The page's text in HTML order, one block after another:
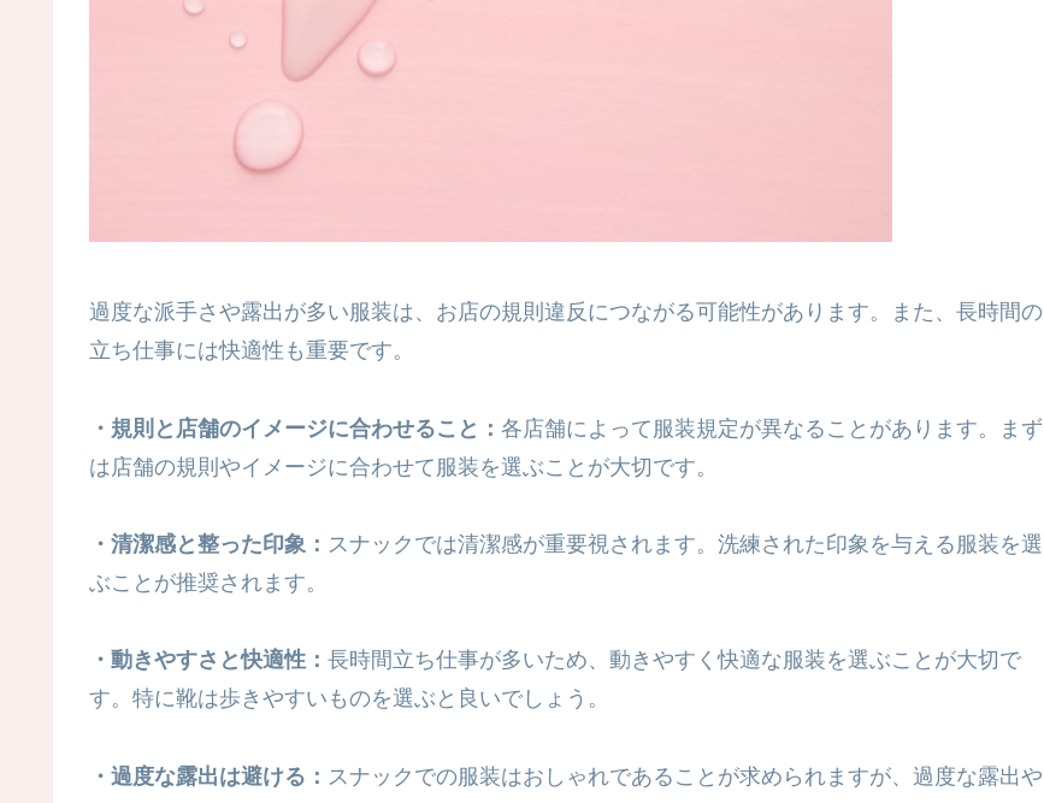
過度な派手さや露出が多い服装は、お店の規則違反につながる可能性があります。また、長時間の
立ち仕事には快適性も重要です。
・規則と店舗のイメージに合わせること： 各店舗によって服装規定が異なることがあります。まず
は店舗の規則やイメージに合わせて服装を選ぶことが大切です。
・清潔感と整った印象： スナックでは清潔感が重要視されます。洗練された印象を与える服装を選
ぶことが推奨されます。
・動きやすさと快適性： 長時間立ち仕事が多いため、動きやすく快適な服装を選ぶことが大切で
す。特に靴は歩きやすいものを選ぶと良いでしょう。
・過度な露出は避ける： スナックでの服装はおしゃれであることが求められますが、過度な露出や